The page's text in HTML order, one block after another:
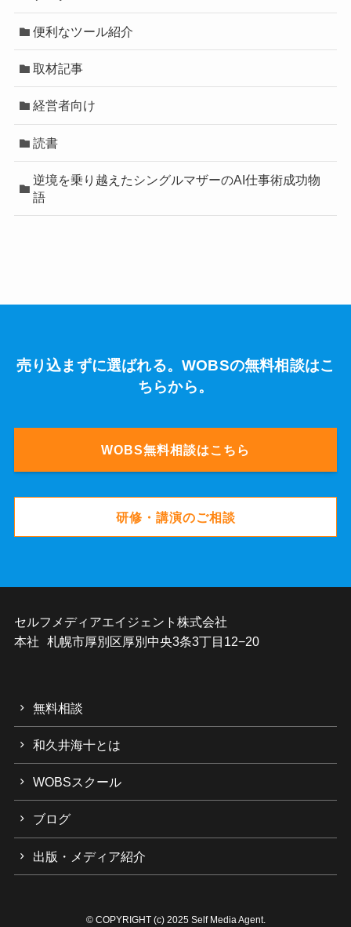
便利なツール紹介
取材記事
経営者向け
読書
逆境を乗り越えたシングルマザーのAI仕事術成功物
語
売り込まずに選ばれる。WOBSの無料相談はこ
ちらから。
WOBS無料相談はこちら
研修・講演のご相談
セルフメディアエイジェント株式会社
本社 札幌市厚別区厚別中央3条3丁目12−20
無料相談
和久井海十とは
WOBSスクール
ブログ
出版・メディア紹介
©COPYRIGHT (c) 2025 Self Media Agent.